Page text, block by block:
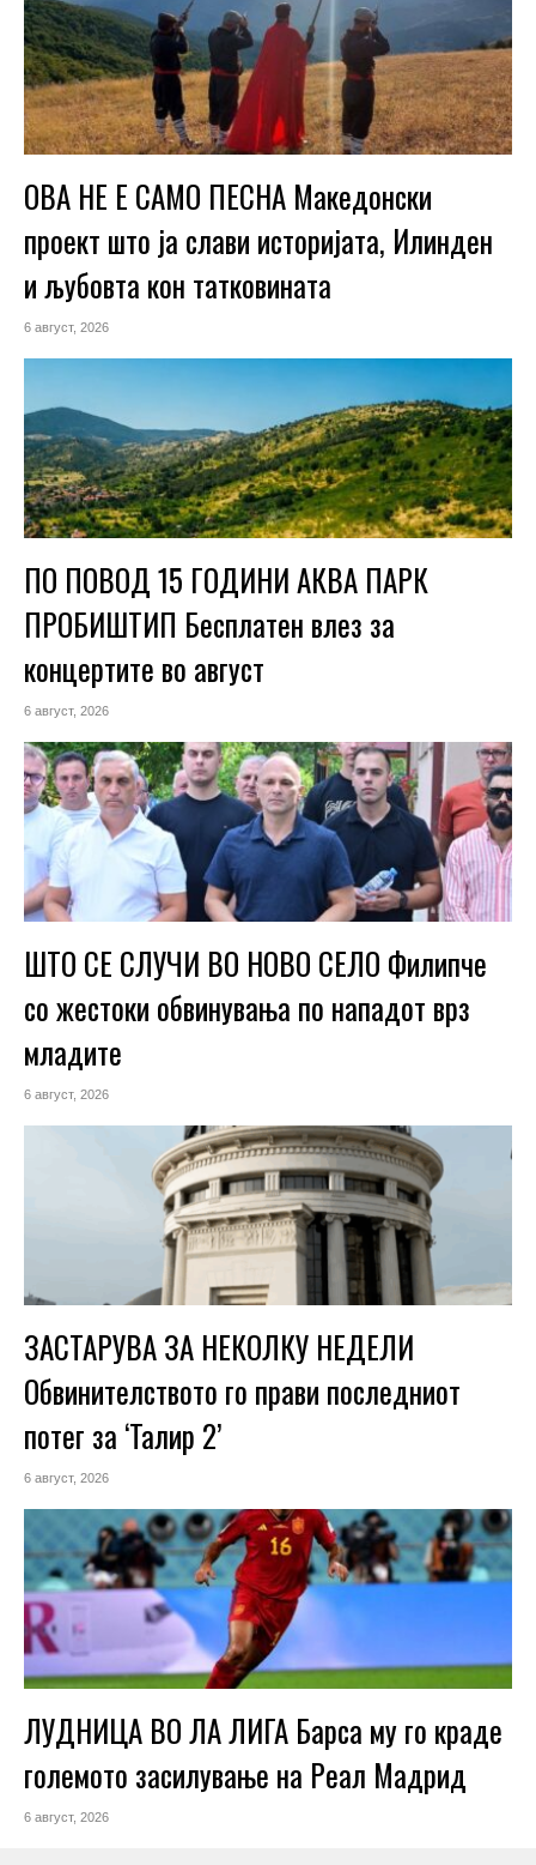
ОВА НЕ Е САМО ПЕСНА Македонски
проект што ја слави историјата, Илинден
и љубовта кон татковината
6 август, 2026
ПО ПОВОД 15 ГОДИНИ АКВА ПАРК
ПРОБИШТИП Бесплатен влез за
концертите во август
6 август, 2026
ШТО СЕ СЛУЧИ ВО НОВО СЕЛО Филипче
со жестоки обвинувања по нападот врз
младите
6 август, 2026
ЗАСТАРУВА ЗА НЕКОЛКУ НЕДЕЛИ
Обвинителството го прави последниот
потег за ‘Талир 2’
6 август, 2026
ЛУДНИЦА ВО ЛА ЛИГА Барса му го краде
големото засилување на Реал Мадрид
6 август, 2026